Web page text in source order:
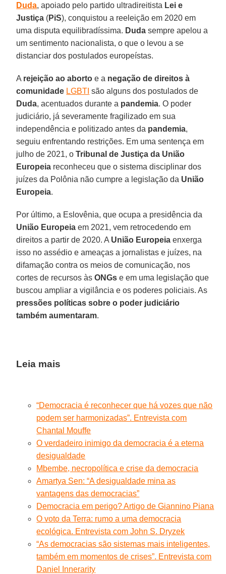
Duda, apoiado pelo partido ultradireitista Lei e
Justiça (PiS), conquistou a reeleição em 2020 em
uma disputa equilibradíssima. Duda sempre apelou a
um sentimento nacionalista, o que o levou a se
distanciar dos postulados europeístas.
A rejeição ao aborto e a negação de direitos à
comunidade LGBTI são alguns dos postulados de
Duda, acentuados durante a pandemia. O poder
judiciário, já severamente fragilizado em sua
independência e politizado antes da pandemia,
seguiu enfrentando restrições. Em uma sentença em
julho de 2021, oTribunal de Justiça da União
Europeia reconheceu que o sistema disciplinar dos
juízes da Polônia não cumpre a legislação da União
Europeia.
Por último, a Eslovênia, que ocupa a presidência da
União Europeia em 2021, vem retrocedendo em
direitos a partir de 2020. A União Europeia enxerga
isso no assédio e ameaças a jornalistas e juízes, na
difamação contra os meios de comunicação, nos
cortes de recursos àsONGs e em uma legislação que
buscou ampliar a vigilância e os poderes policiais. As
pressões políticas sobre o poder judiciário
também aumentaram.
Leia mais
“Democracia é reconhecer que há vozes que não
podem ser harmonizadas”. Entrevista com
Chantal Mouffe
O verdadeiro inimigo da democracia é a eterna
desigualdade
Mbembe, necropolítica e crise da democracia
Amartya Sen: “A desigualdade mina as
vantagens das democracias”
Democracia em perigo? Artigo de Giannino Piana
O voto da Terra: rumo a uma democracia
ecológica. Entrevista com John S. Dryzek
“As democracias são sistemas mais inteligentes,
também em momentos de crises”. Entrevista com
Daniel Innerarity